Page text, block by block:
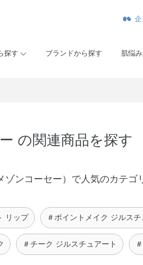
探す ブランドから探す 肌悩
の関連商品を探す
ンコーセー）で人気のカテ
リップ ＃ポイントメイク ジルスチ
＃チーク ジルスチュアート